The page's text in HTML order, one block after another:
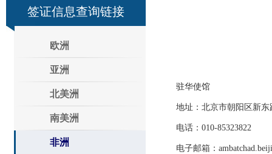
签证信息查询链接
欧洲
亚洲
北美洲
南美洲
非洲
驻华使馆
地址：北京市朝阳区新东
电话：010-85323822
电子邮箱：